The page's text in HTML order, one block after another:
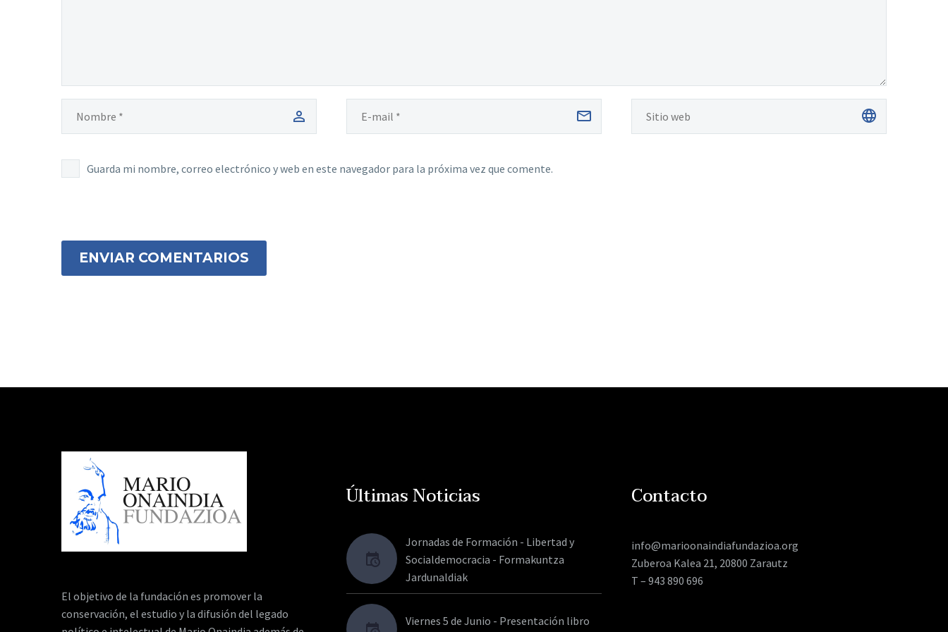
Guarda mi nombre, correo electrónico y web en este navegador para la próxima vez que comente.
ENVIAR COMENTARIOS
El objetivo de la fundación es promover la
conservación, el estudio y la difusión del legado
Últimas Noticias
Jornadas de Formación - Libertad y
Socialdemocracia - Formakuntza
Jardunaldiak
Viernes 5 de Junio - Presentación libro
Contacto
info@marioonaindiafundazioa.org
Zuberoa Kalea 21, 20800 Zarautz
T – 943 890 696